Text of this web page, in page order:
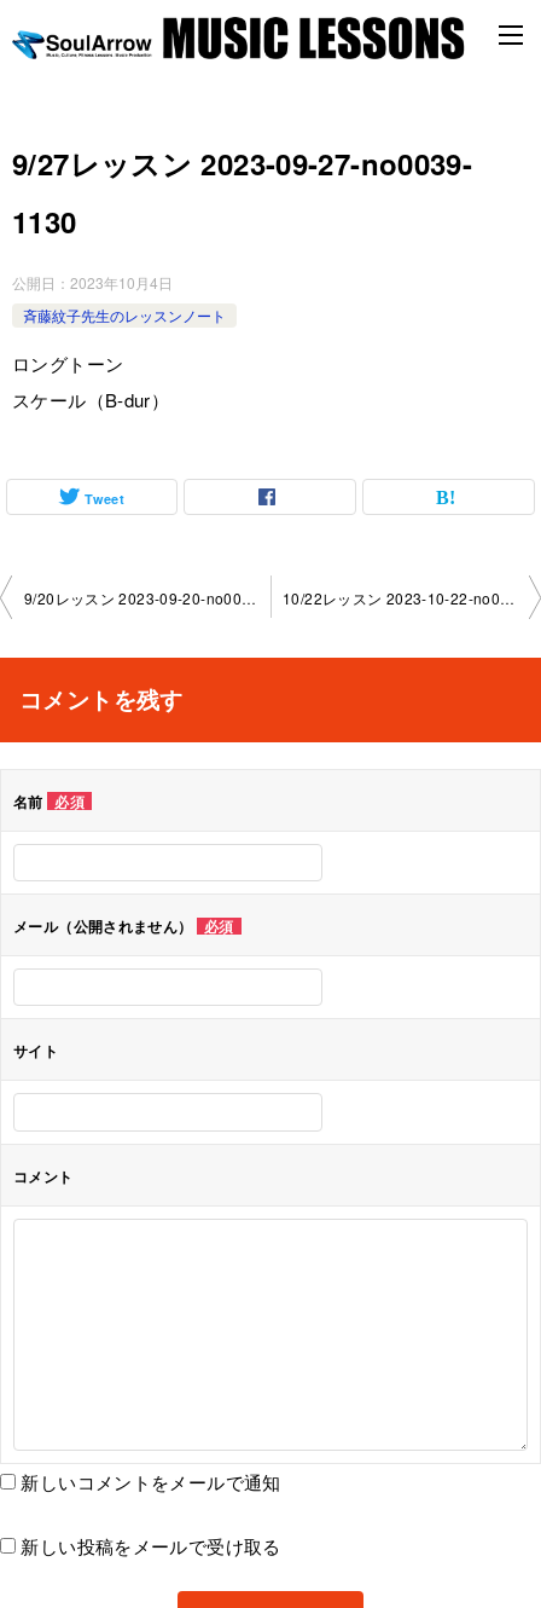
9/27レッスン 2023-09-27-no0039-
1130
公開日： 2023年10月4日
斉藤紋子先生のレッスンノート
ロングトーン
スケール（B-dur）
Tweet
投
ビ
シ
ョ
ン
9/20レッスン 2023-09-20-no0039-1130 10/22レッスン 2023-10-22-no0039-1130
コメントを残す
名前 必須
メール（公開されません） 必須
サイト
コメント
新しいコメントをメールで通知
新しい投稿をメールで受け取る